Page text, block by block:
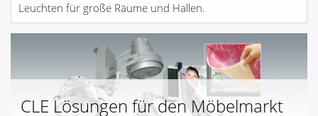
Leuchten für große Räume und Hallen.
CLE Lösungen für den Möbelmarkt